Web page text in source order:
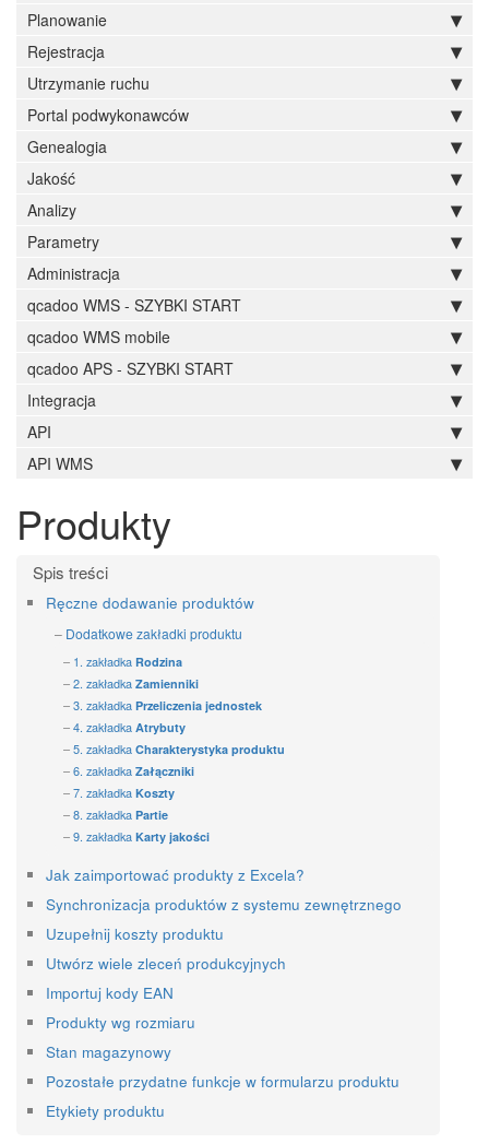
Planowanie
Rejestracja
Utrzymanie ruchu
Portal podwykonawców
Genealogia
Jakość
Analizy
Parametry
Administracja
qcadoo WMS - SZYBKI START
qcadoo WMS mobile
qcadoo APS - SZYBKI START
Integracja
API
API WMS
Produkty
Ręczne dodawanie produktów
Dodatkowe zakładki produktu
1. zakładka Rodzina
2. zakładka Zamienniki
3. zakładka Przeliczenia jednostek
4. zakładka Atrybuty
5. zakładka Charakterystyka produktu
6. zakładka Załączniki
7. zakładka Koszty
8. zakładka Partie
9. zakładka Karty jakości
Jak zaimportować produkty z Excela?
Synchronizacja produktów z systemu zewnętrznego
Uzupełnij koszty produktu
Utwórz wiele zleceń produkcyjnych
Importuj kody EAN
Produkty wg rozmiaru
Stan magazynowy
Pozostałe przydatne funkcje w formularzu produktu
Etykiety produktu